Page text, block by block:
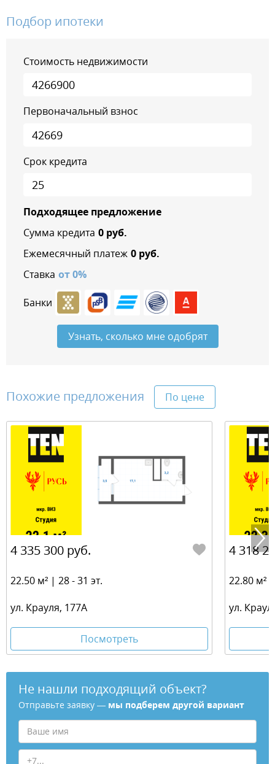
Подбор ипотеки
Стоимость недвижимости
Первоначальный взнос
Срок кредита
Подходящее предложение
Сумма кредита 0руб.
Ежемесячный платеж 0руб.
Ставка от0%
Банки
Узнать, сколько мне одобрят
Похожие предложения По цене
4 335 300 руб.
22.50 м² | 28 - 31 эт.
ул. Крауля, 177А
Посмотреть
4 318
22.80 м²
ул.
Не нашли подходящий объект?
Отправьте заявку — мы подберем другой вариант